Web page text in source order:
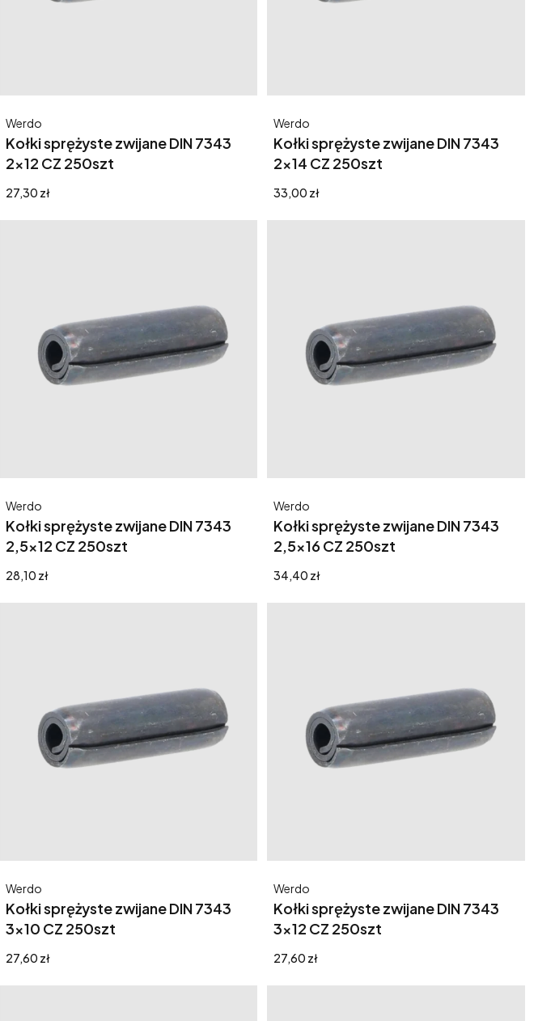
Kołki sprężyste zwijane DIN 7343
2x12 CZ 250szt
Producent
Werdo
Cena
27,30 zł
Kołki sprężyste zwijane DIN 7343
2x14 CZ 250szt
Producent
Werdo
Cena
33,00 zł
Kołki sprężyste zwijane DIN 7343
2,5x12 CZ 250szt
Producent
Werdo
Cena
28,10 zł
Kołki sprężyste zwijane DIN 7343
2,5x16 CZ 250szt
Producent
Werdo
Cena
34,40 zł
Kołki sprężyste zwijane DIN 7343
3x10 CZ 250szt
Producent
Werdo
Cena
27,60 zł
Kołki sprężyste zwijane DIN 7343
3x12 CZ 250szt
Producent
Werdo
Cena
27,60 zł